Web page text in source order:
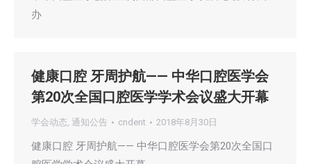
办
健康口腔 牙周护航—— 中华口腔医学会
第20次全国口腔医学学术会议盛大开幕
学会动态, 通知公告 cndent 2018年8月30日
健康口腔 牙周护航—— 中华口腔医学会第20次全国口